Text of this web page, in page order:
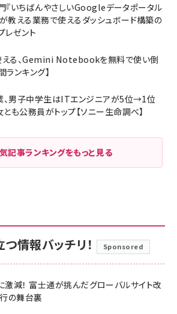
いちばんやさしいGoogleデータポータル
教える業務で使えるダッシュボード構築の
レゼント
える、Gemini Notebookを無料で使い倒
ンキング】
、男子中学生はITエンジニアが5位→1位
も公務員がトップ【ソニー生命調べ】
記事ランキングをもっと見る
情報バッチリ！ Sponsored
減！ 富士通が挑んだグローバルサイト改
の舞台裏